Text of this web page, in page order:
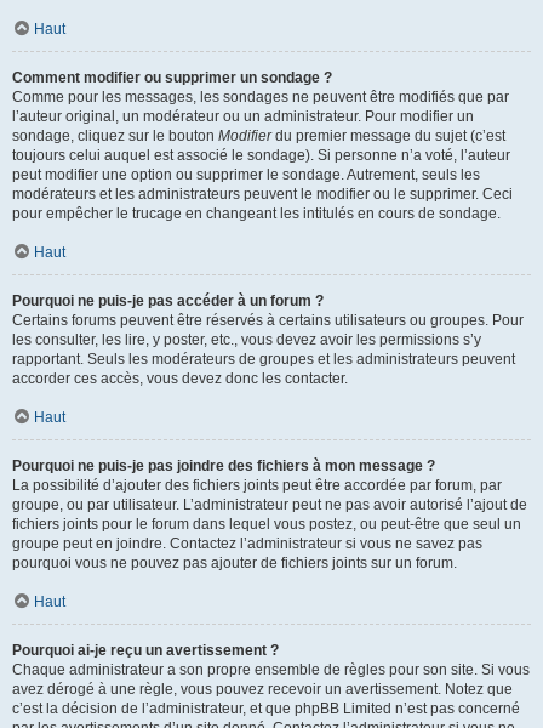
Haut
Comment modifier ou supprimer un sondage ?
Comme pour les messages, les sondages ne peuvent être modifiés que par
l’auteur original, un modérateur ou un administrateur. Pour modifier un
sondage, cliquez sur le bouton Modifierdu premier message du sujet (c’est
toujours celui auquel est associé le sondage). Si personne n’a voté, l’auteur
peut modifier une option ou supprimer le sondage. Autrement, seuls les
modérateurs et les administrateurs peuvent le modifier ou le supprimer. Ceci
pour empêcher le trucage en changeant les intitulés en cours de sondage.
Haut
Pourquoi ne puis-je pas accéder à un forum ?
Certains forums peuvent être réservés à certains utilisateurs ou groupes. Pour
les consulter, les lire, y poster, etc., vous devez avoir les permissions s’y
rapportant. Seuls les modérateurs de groupes et les administrateurs peuvent
accorder ces accès, vous devez donc les contacter.
Haut
Pourquoi ne puis-je pas joindre des fichiers à mon message ?
La possibilité d’ajouter des fichiers joints peut être accordée par forum, par
groupe, ou par utilisateur. L’administrateur peut ne pas avoir autorisé l’ajout de
fichiers joints pour le forum dans lequel vous postez, ou peut-être que seul un
groupe peut en joindre. Contactez l’administrateur si vous ne savez pas
pourquoi vous ne pouvez pas ajouter de fichiers joints sur un forum.
Haut
Pourquoi ai-je reçu un avertissement ?
Chaque administrateur a son propre ensemble de règles pour son site. Si vous
avez dérogé à une règle, vous pouvez recevoir un avertissement. Notez que
c’est la décision de l’administrateur, et que phpBB Limited n’est pas concerné